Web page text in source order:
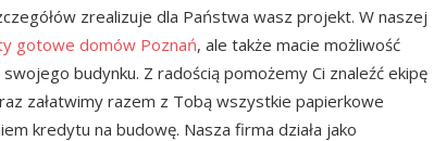
zrealizuje dla Państwa wasz projekt. W naszej
gotowe domów Poznań, ale także macie możliwość
budynku. Z radością pomożemy Ci znaleźć ekipę
załatwimy razem z Tobą wszystkie papierkowe
kredytu na budowę. Nasza firma działa jako